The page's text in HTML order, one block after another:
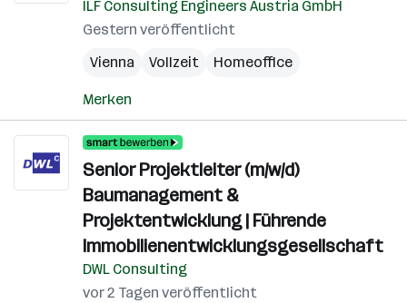
ILF Consulting Engineers Austria GmbH
Gestern veröffentlicht
Vienna
Vollzeit Homeoffice
Merken
Senior Projektleiter (m/w/d)
Baumanagement &
Projektentwicklung | Führende
Immobilienentwicklungsgesellschaft
DWL Consulting
vor 2 Tagen veröffentlicht